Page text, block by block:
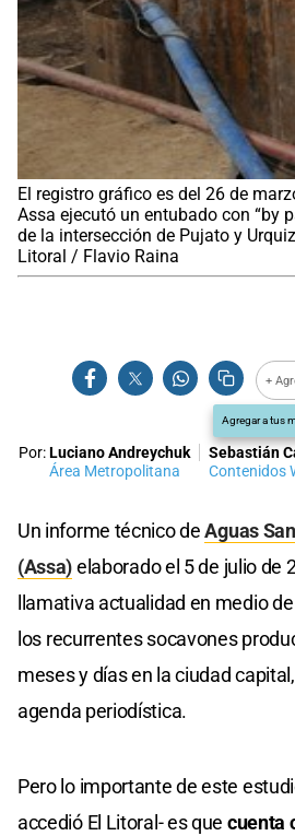
El registro gráfico es del 26 de
Assa ejecutó un entubado con “by
de la intersección de Pujato y
Litoral / Flavio Raina
+
Agregar a tus
Por:Luciano Andreychuk
Área Metropolitana
Sebastián
Contenidos
Un informe técnico deAguas
(Assa)elaborado el 5 de julio de
llamativa actualidad en medio
los recurrentes socavones
meses y días en la ciudad
agenda periodística.
Pero lo importante de este
accedió El Litoral- es que cuenta